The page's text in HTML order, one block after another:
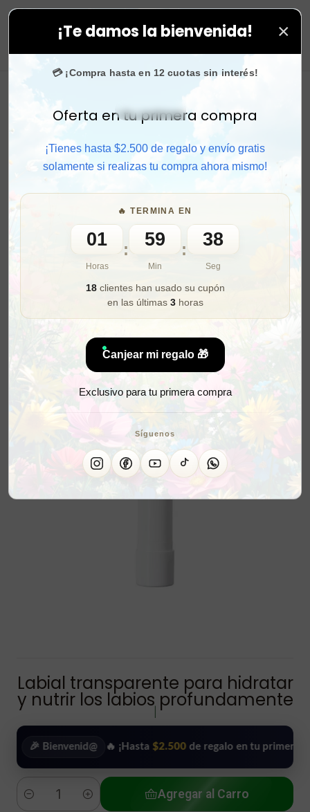
¡Te damos la bienvenida! ×
💳 ¡Compra hasta en 12 cuotas sin interés!
Activar sonido
Oferta en tu primera compra
¡Tienes hasta $2.500 de regalo y envío gratis
solamente si realizas tu compra ahora mismo!
🔥 TERMINA EN
01
Horas
: 59
Min
:
36
Seg
18clientes han usado su cupón
en las últimas 3horas
Canjear mi regalo 🎁
Exclusivo para tu primera compra
Síguenos
tus compras. ⚡ Compra rápido y aprovecha. 💙
Labial transparente para hidratar
y nutrir los labios profundamente
Bienvenid@ 🔥 ¡Hasta$2.500de regalo en tu primera compra!
Cantidad
Agregar al Carro